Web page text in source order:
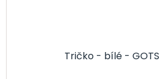
Tričko - bílé - GOTS